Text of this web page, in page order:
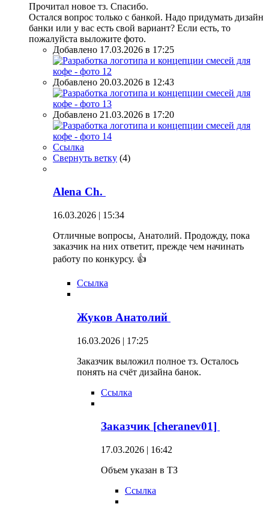
Прочитал новое тз. Спасибо.
Остался вопрос только с банкой. Надо придумать дизайн
банки или у вас есть свой вариант? Если есть, то
пожалуйста выложите фото.
Добавлено 17.03.2026 в 17:25
Добавлено 20.03.2026 в 12:43
Добавлено 21.03.2026 в 17:20
Ссылка
Свернуть ветку (4)
Alena Ch.
16.03.2026 | 15:34
Отличные вопросы, Анатолий. Продожду, пока
заказчик на них ответит, прежде чем начинать
работу по конкурсу. 👍
Ссылка
Жуков Анатолий
16.03.2026 | 17:25
Заказчик выложил полное тз. Осталось
понять на счёт дизайна банок.
Ссылка
Заказчик [cheranev01]
17.03.2026 | 16:42
Объем указан в ТЗ
Ссылка